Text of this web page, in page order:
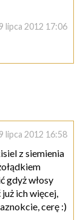
lipca 2012 17:06
lipca 2012 16:58
z siemienia
gdyż włosy
ich więcej,
cerę :)